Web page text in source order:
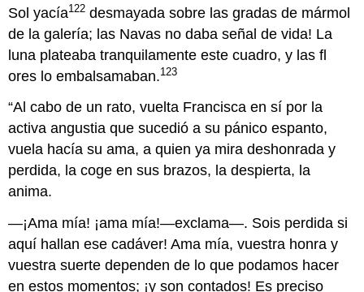
Sol yacía122 desmayada sobre las gradas de mármol
de la galería; las Navas no daba señal de vida! La
luna plateaba tranquilamente este cuadro, y las fl
ores lo embalsamaban.123
“Al cabo de un rato, vuelta Francisca en sí por la
activa angustia que sucedió a su pánico espanto,
vuela hacía su ama, a quien ya mira deshonrada y
perdida, la coge en sus brazos, la despierta, la
anima.
—¡Ama mía! ¡ama mía!—exclama—. Sois perdida si
aquí hallan ese cadáver! Ama mía, vuestra honra y
vuestra suerte dependen de lo que podamos hacer
en estos momentos; ¡y son contados! Es preciso